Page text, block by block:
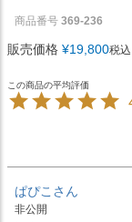
商品番号 369-236
販売価格 ¥19,800税込
ぱぴこ
非公開